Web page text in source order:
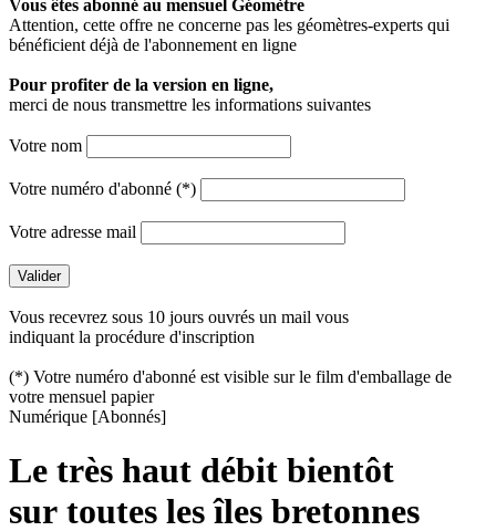
Vous êtes abonné au mensuel Géomètre
Attention, cette offre ne concerne pas les géomètres-experts qui
bénéficient déjà de l'abonnement en ligne
Pour profiter de la version en ligne,
merci de nous transmettre les informations suivantes
Votre nom
Votre numéro d'abonné (*)
Votre adresse mail
Vous recevrez sous 10 jours ouvrés un mail vous
indiquant la procédure d'inscription
(*) Votre numéro d'abonné est visible sur le film d'emballage de
votre mensuel papier
Numérique [Abonnés]
Le très haut débit bientôt
sur toutes les îles bretonnes